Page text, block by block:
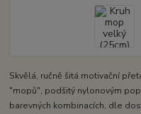
Skvělá, ručně šitá motivační
"mopů", podšitý nylonovým
barevných kombinacích, dle